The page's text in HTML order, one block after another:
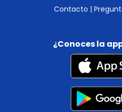
Contacto |
¿Conoces la